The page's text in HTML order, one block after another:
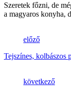
Szeretek főzni, de
a magyaros konyha,
előző
Tejszínes, kolbászos
következő